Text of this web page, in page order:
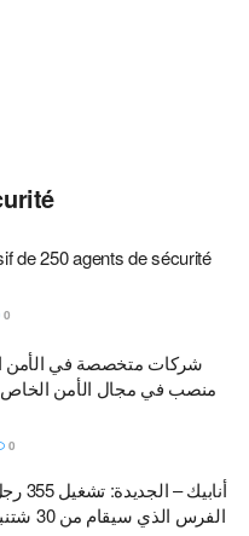
de 250 agents de sécurité
0
منصب في مجال الأمن الخاص
0
الفرس الذي سيقام من 30 شتنبر إلى 5 أكتوبر 2025